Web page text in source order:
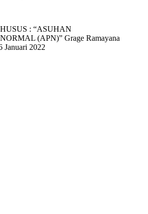
: “ASUHAN
(APN)” Grage Ramayana
2022